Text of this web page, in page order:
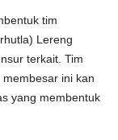
tim
Lereng
terkait. Tim
ini kan
yang membentuk